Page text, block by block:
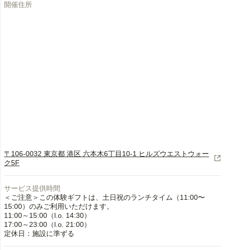
開催住所
〒106-0032 東京都 港区 六本木6丁目10-1 ヒルズウエストウォー
ク5F
サービス提供時間
＜ご注意＞この体験ギフトは、土日祝のランチタイム（11:00〜
15:00）のみご利用いただけます。
11:00～15:00（l.o. 14:30）
17:00～23:00（l.o. 21:00）
定休日：施設に準ずる